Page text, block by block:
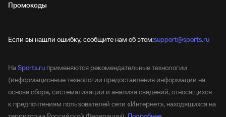
Промокоды
Если вы нашли ошибку, сообщите нам об этом:support@sports.ru
НаSports.ru применяются рекомендательные технологии
(информационные технологии предоставления информации на
основе сбора, систематизации и анализа сведений, относящихся
к предпочтениям пользователей сети «Интернет», находящихся на